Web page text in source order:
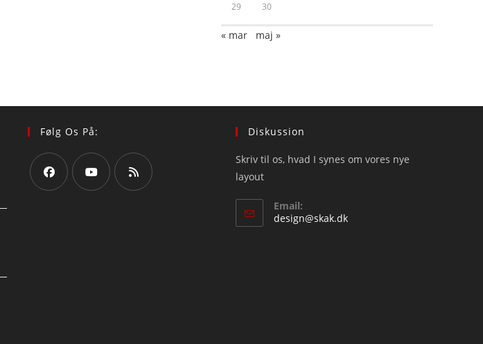
29 30
« mar maj »
Følg Os På: Diskussion
Skriv til os, hvad I synes om vores nye
layout
Email:
design@skak.dkOpens